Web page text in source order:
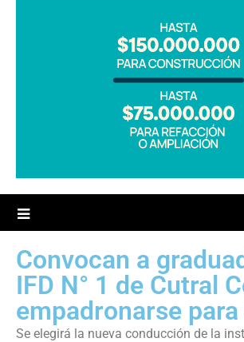
Convocan a
IFD N° 1 de Cutral
empadronarse
Se elegirá la nueva conducción de la